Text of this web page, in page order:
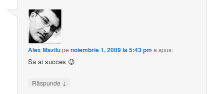
Alex Mazilupenoiembrie 1, 2009 la 5:43 pm a spus:
Sa ai succes 😉
Răspunde ↓